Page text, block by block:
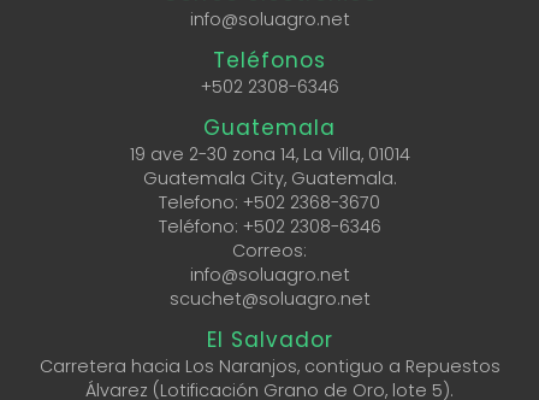
info@soluagro.net
Teléfonos
+502 2308-6346
Guatemala
19 ave 2-30 zona 14, La Villa, 01014
Guatemala City, Guatemala.
Telefono: +502 2368-3670
Teléfono: +502 2308-6346
Correos:
info@soluagro.net
scuchet@soluagro.net
El Salvador
Carretera hacia Los Naranjos, contiguo a Repuestos
Álvarez (Lotificación Grano de Oro, lote 5).